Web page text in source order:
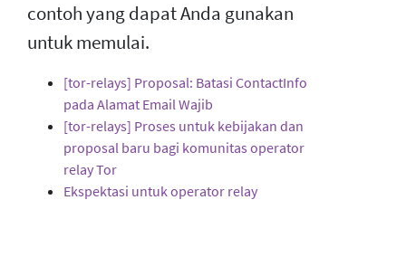
contoh yang dapat Anda gunakan
untuk memulai.
[tor-relays] Proposal: Batasi ContactInfo
pada Alamat Email Wajib
[tor-relays] Proses untuk kebijakan dan
proposal baru bagi komunitas operator
relay Tor
Ekspektasi untuk operator relay